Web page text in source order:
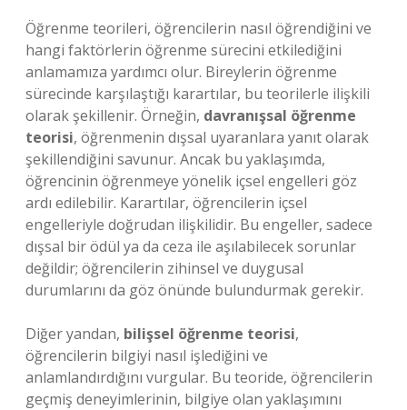
Öğrenme teorileri, öğrencilerin nasıl öğrendiğini ve
hangi faktörlerin öğrenme sürecini etkilediğini
anlamamıza yardımcı olur. Bireylerin öğrenme
sürecinde karşılaştığı karartılar, bu teorilerle ilişkili
olarak şekillenir. Örneğin, davranışsal öğrenme
teorisi, öğrenmenin dışsal uyaranlara yanıt olarak
şekillendiğini savunur. Ancak bu yaklaşımda,
öğrencinin öğrenmeye yönelik içsel engelleri göz
ardı edilebilir. Karartılar, öğrencilerin içsel
engelleriyle doğrudan ilişkilidir. Bu engeller, sadece
dışsal bir ödül ya da ceza ile aşılabilecek sorunlar
değildir; öğrencilerin zihinsel ve duygusal
durumlarını da göz önünde bulundurmak gerekir.
Diğer yandan, bilişsel öğrenme teorisi,
öğrencilerin bilgiyi nasıl işlediğini ve
anlamlandırdığını vurgular. Bu teoride, öğrencilerin
geçmiş deneyimlerinin, bilgiye olan yaklaşımını